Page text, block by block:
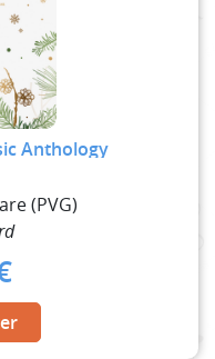
Anthology
(PVG)